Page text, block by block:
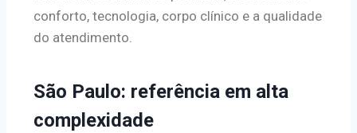
conforto, tecnologia, corpo clínico e a qualidade
do atendimento.
São Paulo: referência em alta
complexidade